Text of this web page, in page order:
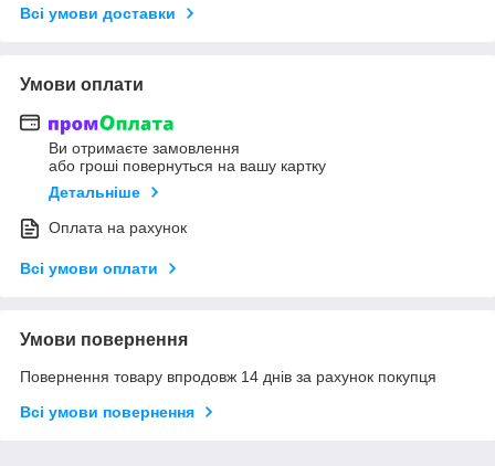
Всі умови доставки
Умови оплати
Ви отримаєте замовлення
або гроші повернуться на вашу картку
Детальніше
Оплата на рахунок
Всі умови оплати
Умови повернення
Повернення товару впродовж 14 днів за рахунок покупця
Всі умови повернення